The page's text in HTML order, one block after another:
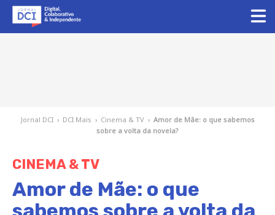
Jornal DCI › DCI Mais › Cinema & TV › Amor de Mãe: o que sabemos
sobre a volta da novela?
CINEMA & TV
Amor de Mãe: o que